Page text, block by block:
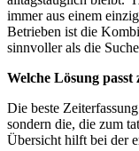
immer aus einem
Betrieben ist die
sinnvoller als die
Welche Lösung passt
Die beste
sondern die, die zum
Übersicht hilft bei der